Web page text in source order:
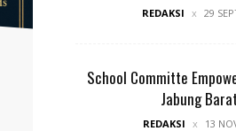
REDAKSI 29
School Committe
Jabung
REDAKSI 13